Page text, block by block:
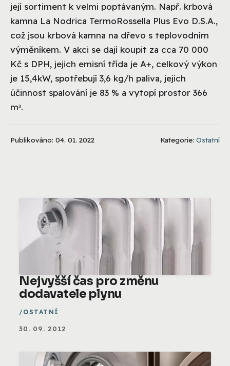
její sortiment k velmi poptávaným. Např. krbová
kamna La Nodrica TermoRossella Plus Evo D.S.A.,
což jsou krbová kamna na dřevo s teplovodním
výměníkem. V akci se dají koupit za cca 70 000
Kč s DPH, jejich emisní třída je A+, celkový výkon
je 15,4kW, spotřebují 3,6 kg/h paliva, jejich
účinnost spalování je 83 % a vytopí prostor 366
mᶟ.
Publikováno: 04. 01. 2022 Kategorie: Ostatní
Nejvyšší čas pro změnu
dodavatele plynu
OSTATNÍ
30. 09. 2012